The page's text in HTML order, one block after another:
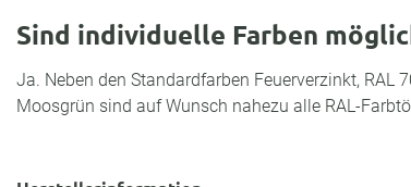
Sind individuelle Farben
Ja. Neben den Standardfarben Feuerverzinkt, RAL
Moosgrün sind auf Wunsch nahezu alle RAL-